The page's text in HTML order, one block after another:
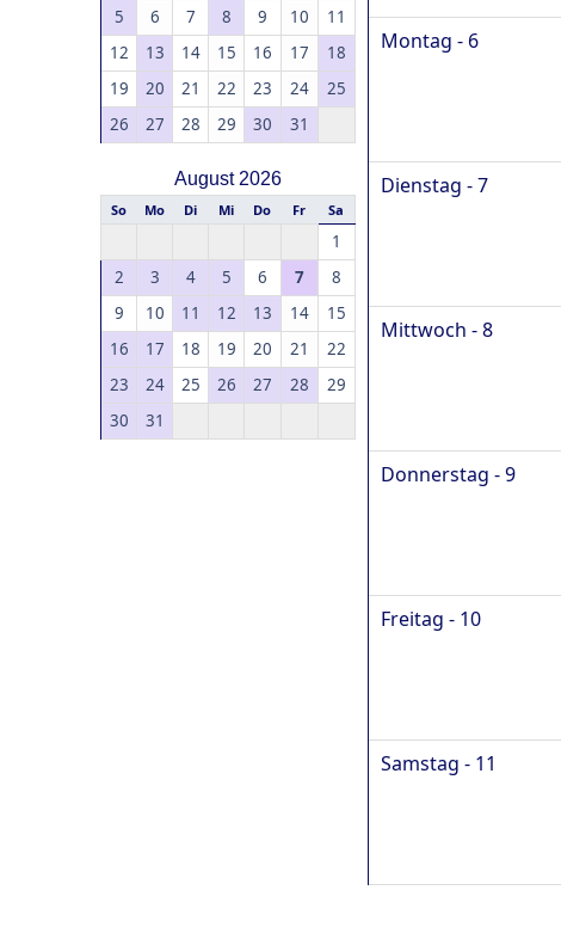
5
6 7 8 9 10
11
12
13 14 15 16 17
18
19
20 21 22 23 24
25
26
27 28 29 30 31
August 2026
So Mo Di Mi Do Fr Sa
1
2
3 4 5 6 7
8
9
10 11 12 13 14
15
16
17 18 19 20 21
22
23
24 25 26 27 28
29
30
31
Montag - 6
Dienstag - 7
Mittwoch - 8
Donnerstag - 9
Freitag - 10
Samstag - 11